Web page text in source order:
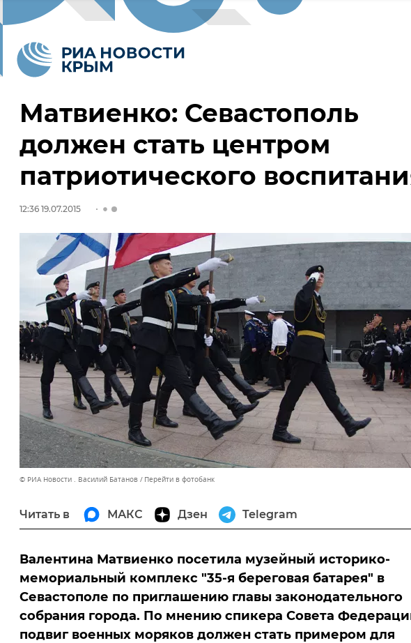
Матвиенко: Севастополь
должен стать центром
патриотического
12:36 19.07.2015
© РИА Новости . Василий Батанов Перейти в фотобанк
Читать в МАКС Дзен Telegram
Валентина Матвиенко посетила музейный историко-
мемориальный комплекс "35-я береговая батарея" в
Севастополе по приглашению главы законодательного
собрания города. По мнению спикера Совета
подвиг военных моряков должен стать примером для